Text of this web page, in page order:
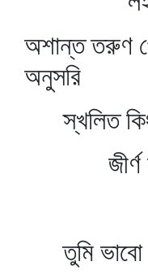
অশান্ত তরুণ
অনুসরি
স্খলিত
জীর্ণ হল
তুমি ভাবো